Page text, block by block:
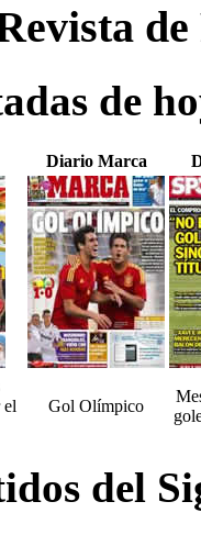
de
Diario Marca
el
Gol Olímpico
del